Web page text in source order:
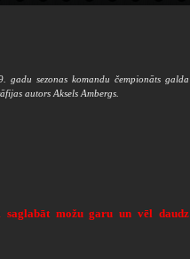
gadu sezonas komandu čempionāts galda
autors Aksels Ambergs.
saglabāt možu garu un vēl daudz